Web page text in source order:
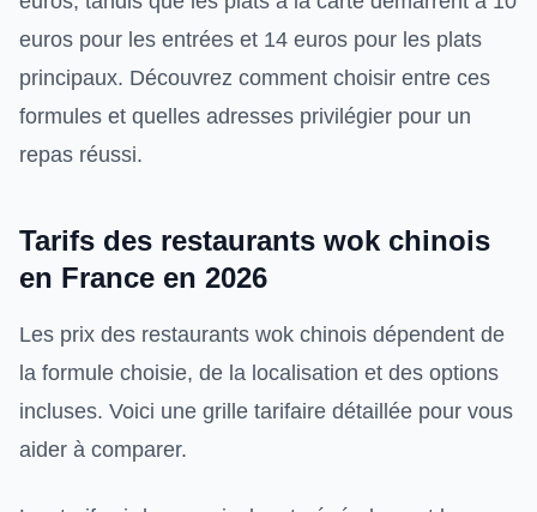
euros pour les entrées et 14 euros pour les plats
principaux. Découvrez comment choisir entre ces
formules et quelles adresses privilégier pour un
repas réussi.
Tarifs des restaurants wok chinois
en France en 2026
Les prix des restaurants wok chinois dépendent de
la formule choisie, de la localisation et des options
incluses. Voici une grille tarifaire détaillée pour vous
aider à comparer.